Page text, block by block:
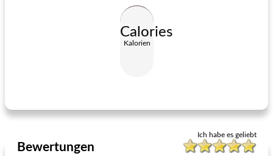
Calories
Kalorien
Ich habe es geliebt
Bewertungen